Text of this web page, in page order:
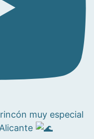
rincón muy especial